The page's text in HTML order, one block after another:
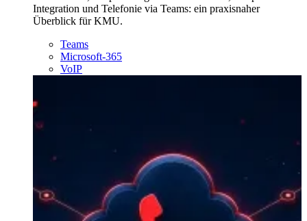
Integration und Telefonie via Teams: ein praxisnaher
Überblick für KMU.
Teams
Microsoft-365
VoIP